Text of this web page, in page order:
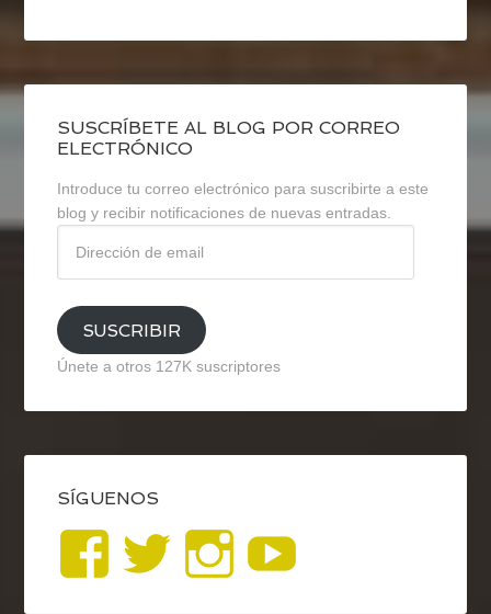
SUSCRÍBETE AL BLOG POR CORREO
ELECTRÓNICO
Introduce tu correo electrónico para suscribirte a este
blog y recibir notificaciones de nuevas entradas.
email
SUSCRIBIR
Únete a otros 127K suscriptores
SÍGUENOS
VerVerVer